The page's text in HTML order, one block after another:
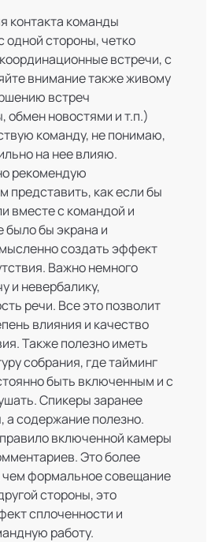
контакта команды
одной стороны, четко
встречи, с
внимание также живому
встреч
обмен новостями и т.п.)
команду, не понимаю,
на нее влияю.
рекомендую
представить, как если бы
вместе с командой и
было бы экрана и
создать эффект
Важно немного
и невербалику,
речи. Все это позволит
влияния и качество
Также полезно иметь
собрания, где тайминг
быть включенным и с
Спикеры заранее
а содержание полезно.
включенной камеры
Это более
чем формальное совещание
стороны, это
сплоченности и
работу.